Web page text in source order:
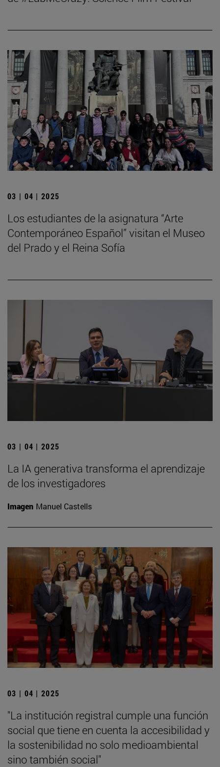
03 | 04 | 2025
Los estudiantes de la asignatura “Arte
Contemporáneo Español” visitan el Museo
del Prado y el Reina Sofía
03 | 04 | 2025
La IA generativa transforma el aprendizaje
de los investigadores
Imagen Manuel Castells
03 | 04 | 2025
"La institución registral cumple una función
social que tiene en cuenta la accesibilidad y
la sostenibilidad no solo medioambiental
sino también social"